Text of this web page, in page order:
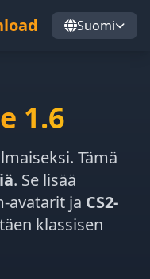
Suomi
1.6
Tämä
. Se lisää
avatarit ja CS2-
klassisen